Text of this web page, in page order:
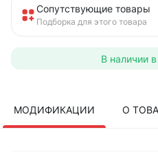
Сопутствующие товары
Подборка для этого товара
В наличии в
МОДИФИКАЦИИ О